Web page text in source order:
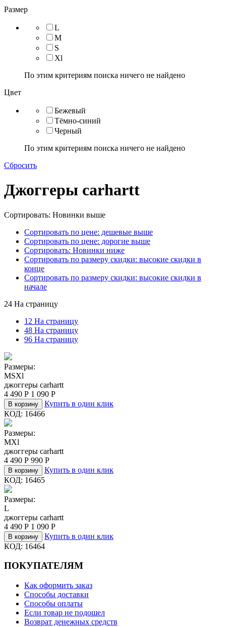
Размер
L
M
S
Xl
По этим критериям поиска ничего не найдено
Цвет
Бежевый
Тёмно-синий
Черный
По этим критериям поиска ничего не найдено
Сбросить
Джоггеры carhartt
Сортировать: Новинки выше
Сортировать по цене: дешевые выше
Сортировать по цене: дорогие выше
Сортировать: Новинки ниже
Сортировать по размеру скидки: высокие скидки в
конце
Сортировать по размеру скидки: высокие скидки в
начале
24 На страницу
12 На страницу
48 На страницу
96 На страницу
Размеры:
MSXl
джоггеры carhartt
4 490 Р 1 090 Р
В корзину
Купить в один клик
КОД: 16466
Размеры:
MXl
джоггеры carhartt
4 490 Р 990 Р
В корзину
Купить в один клик
КОД: 16465
Размеры:
L
джоггеры carhartt
4 490 Р 1 090 Р
В корзину
Купить в один клик
КОД: 16464
ПОКУПАТЕЛЯМ
Как оформить заказ
Способы доставки
Способы оплаты
Если товар не подошел
Возврат денежных средств